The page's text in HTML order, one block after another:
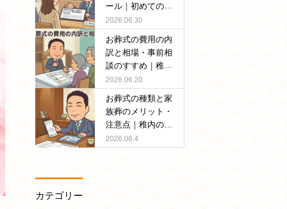
グノート・生前整理ガイド
｜稚内の家族葬儀社が解説
ール｜初めての方
でも安心｜稚内の
葬儀社が丁寧に解
説
2026.06.30
お葬式の費用の内
訳と相場・事前相
談のすすめ｜稚内
の葬儀社がわかり
やすく解説
2026.06.20
お葬式の種類と家
族葬のメリット・
注意点｜稚内の葬
儀社が選び方をわ
かりやすく解説
2026.06.4
カテゴリー